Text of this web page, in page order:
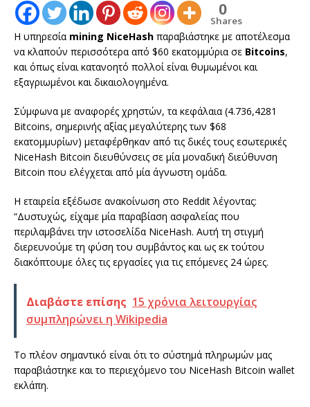
0
Shares
Η υπηρεσία mining NiceHash παραβιάστηκε με αποτέλεσμα
να κλαπούν περισσότερα από $60 εκατομμύρια σε Bitcoins,
και όπως είναι κατανοητό πολλοί είναι θυμωμένοι και
εξαγριωμένοι και δικαιολογημένα.
Σύμφωνα με αναφορές χρηστών, τα κεφάλαια (4.736,4281
Bitcoins, σημερινής αξίας μεγαλύτερης των $68
εκατομμυρίων) μεταφέρθηκαν από τις δικές τους εσωτερικές
NiceHash Bitcoin διευθύνσεις σε μία μοναδική διεύθυνση
Bitcoin που ελέγχεται από μία άγνωστη ομάδα.
Η εταιρεία εξέδωσε ανακοίνωση στο Reddit λέγοντας:
“Δυστυχώς, είχαμε μία παραβίαση ασφαλείας που
περιλαμβάνει την ιστοσελίδα NiceHash. Αυτή τη στιγμή
διερευνούμε τη φύση του συμβάντος και ως εκ τούτου
διακόπτουμε όλες τις εργασίες για τις επόμενες 24 ώρες.
Διαβάστε επίσης 15 χρόνια λειτουργίας
συμπληρώνει η Wikipedia
Το πλέον σημαντικό είναι ότι το σύστημά πληρωμών μας
παραβιάστηκε και το περιεχόμενο του NiceHash Bitcoin wallet
εκλάπη.